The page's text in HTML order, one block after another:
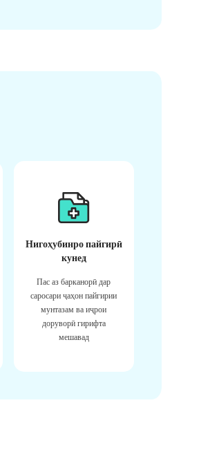
Нигоҳубинро пайгирӣ
кунед
Пас аз барканорӣ дар
саросари ҷаҳон пайгирии
мунтазам ва иҷрои
доруворӣ гирифта
мешавад